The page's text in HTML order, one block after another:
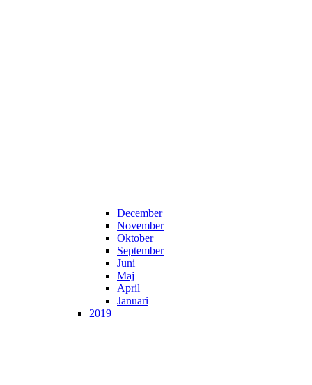
December
November
Oktober
September
Juni
Maj
April
Januari
2019